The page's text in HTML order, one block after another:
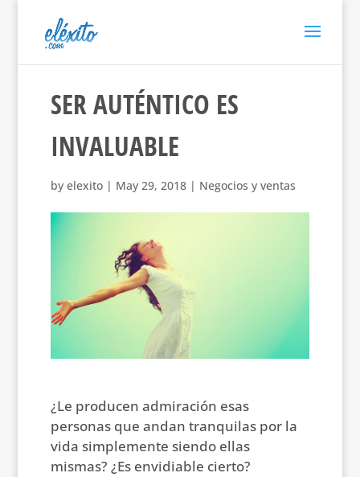
SER AUTÉNTICO ES
INVALUABLE
by elexito| May 29, 2018| Negocios y ventas
¿Le producen admiración esas
personas que andan tranquilas por la
vida simplemente siendo ellas
mismas? ¿Es envidiable cierto?